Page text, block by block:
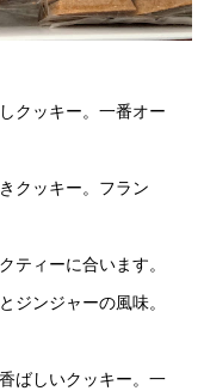
クッキー。一番オー
クッキー。フラン
ティーに合います。
ジンジャーの風味。
ばしいクッキー。一